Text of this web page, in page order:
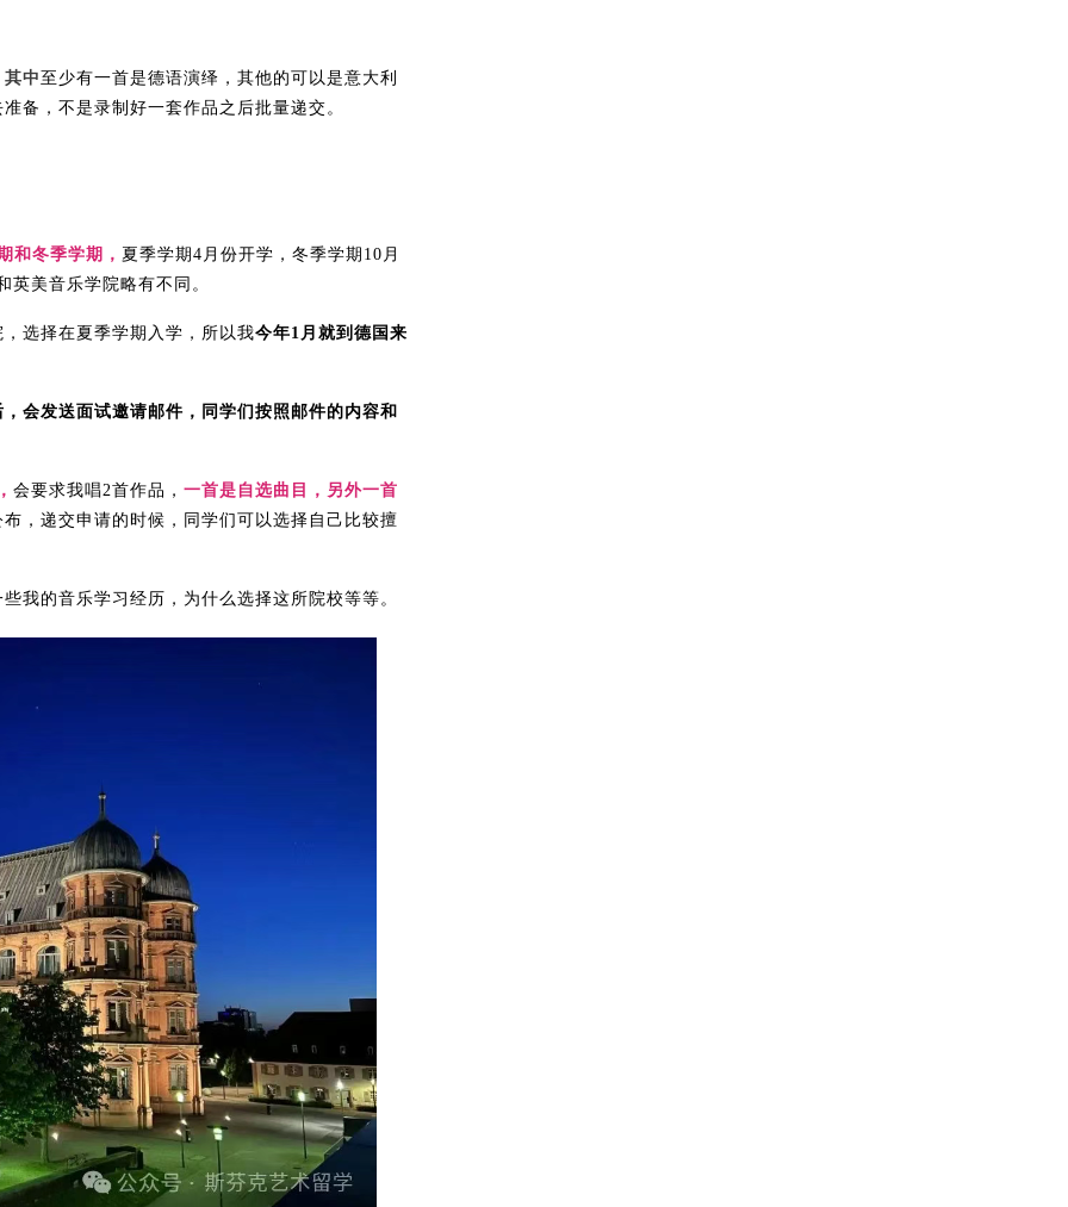
其中 至少有一首是德语演绎，其他的可以是意大利
备，不是录制好一套作品之后批量递交。
和冬季学期， 夏季学期4月份开学，冬季学期10月
英美音乐学院略有不同。
选择在夏季学期入学，所以我今年1月就到德国来
会发送面试邀请邮件，同学们按照邮件的内容和
会要求我唱2首作品， 一首是自选曲目，另外一首
，递交申请的时候，同学们可以选择自己比较擅
我的音乐学习经历，为什么选择这所院校等等。